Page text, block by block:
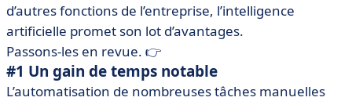
d’autres fonctions de l’entreprise, l’intelligence
artificielle promet son lot d’avantages.
Passons-les en revue. 👉
#1 Un gain de temps notable
L’automatisation de nombreuses tâches manuelles